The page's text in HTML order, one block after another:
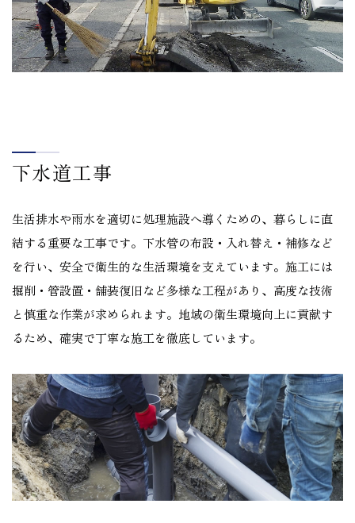
下水道工事
生活排水や雨水を適切に処理施設へ導くための、暮らしに直
結する重要な工事です。下水管の布設・入れ替え・補修など
を行い、安全で衛生的な生活環境を支えています。施工には
掘削・管設置・舗装復旧など多様な工程があり、高度な技術
と慎重な作業が求められます。地域の衛生環境向上に貢献す
るため、確実で丁寧な施工を徹底しています。